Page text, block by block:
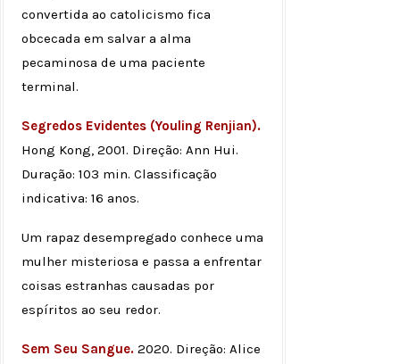
convertida ao catolicismo fica
obcecada em salvar a alma
pecaminosa de uma paciente
terminal.
Segredos Evidentes (Youling Renjian).
Hong Kong, 2001. Direção: Ann Hui.
Duração: 103 min. Classificação
indicativa: 16 anos.
Um rapaz desempregado conhece uma
mulher misteriosa e passa a enfrentar
coisas estranhas causadas por
espíritos ao seu redor.
Sem Seu Sangue. 2020. Direção: Alice